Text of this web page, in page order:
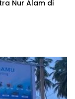
Nur Alam di